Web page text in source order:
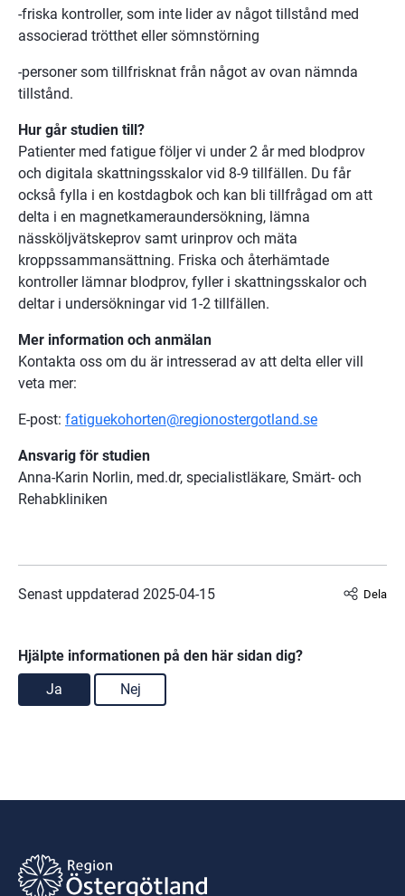
-friska kontroller, som inte lider av något tillstånd med
associerad trötthet eller sömnstörning
-personer som tillfrisknat från något av ovan nämnda
tillstånd.
Hur går studien till?
Patienter med fatigue följer vi under 2 år med blodprov
och digitala skattningsskalor vid 8-9 tillfällen. Du får
också fylla i en kostdagbok och kan bli tillfrågad om att
delta i en magnetkameraundersökning, lämna
nässköljvätskeprov samt urinprov och mäta
kroppssammansättning. Friska och återhämtade
kontroller lämnar blodprov, fyller i skattningsskalor och
deltar i undersökningar vid 1-2 tillfällen.
Mer information och anmälan
Kontakta oss om du är intresserad av att delta eller vill
veta mer:
E-post: fatiguekohorten@regionostergotland.se
Ansvarig för studien
Anna-Karin Norlin, med.dr, specialistläkare, Smärt- och
Rehabkliniken
Senast uppdaterad 2025-04-15 Dela
Hjälpte informationen på den här sidan dig?
Ja
Nej